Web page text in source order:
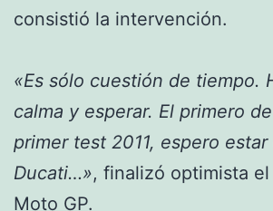
consistió la intervención.
«Es sólo cuestión de tiempo.
calma y esperar. El primero
primer test 2011, espero
Ducati…», finalizó optimista
Moto GP.